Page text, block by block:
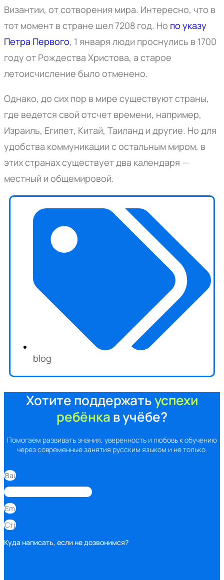
Византии, от сотворения мира. Интересно, что в
тот момент в стране шел 7208 год. Но по указу
Петра Первого, 1 января люди проснулись в 1700
году от Рождества Христова, а старое
летоисчисление было отменено.
Однако, до сих пор в мире существуют страны,
где ведется свой отсчет времени, например,
Израиль, Египет, Китай, Таиланд и другие. Но для
удобства коммуникации с остальным миром, в
этих странах существует два календаря —
местный и общемировой.
blog
Хотите поддержатьуспехи
ребёнкав учёбе?
Помогаем развивать знания, уверенность и любовь к обучению
через современные занятия русским языком и не только.
Куда написать, если не дозвонимся?